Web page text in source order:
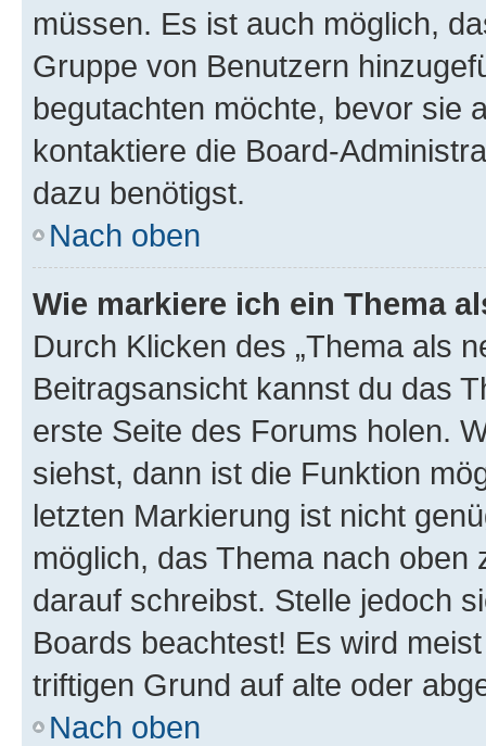
müssen. Es ist auch möglich,
Gruppe von Benutzern
begutachten möchte, bevor sie
kontaktiere die Board-
dazu benötigst.
Nach oben
Wie markiere ich ein Thema
Durch Klicken des „Thema als
Beitragsansicht kannst du das
erste Seite des Forums holen.
siehst, dann ist die Funktion
letzten Markierung ist nicht
möglich, das Thema nach oben
darauf schreibst. Stelle jedoch
Boards beachtest! Es wird
triftigen Grund auf alte oder
Nach oben